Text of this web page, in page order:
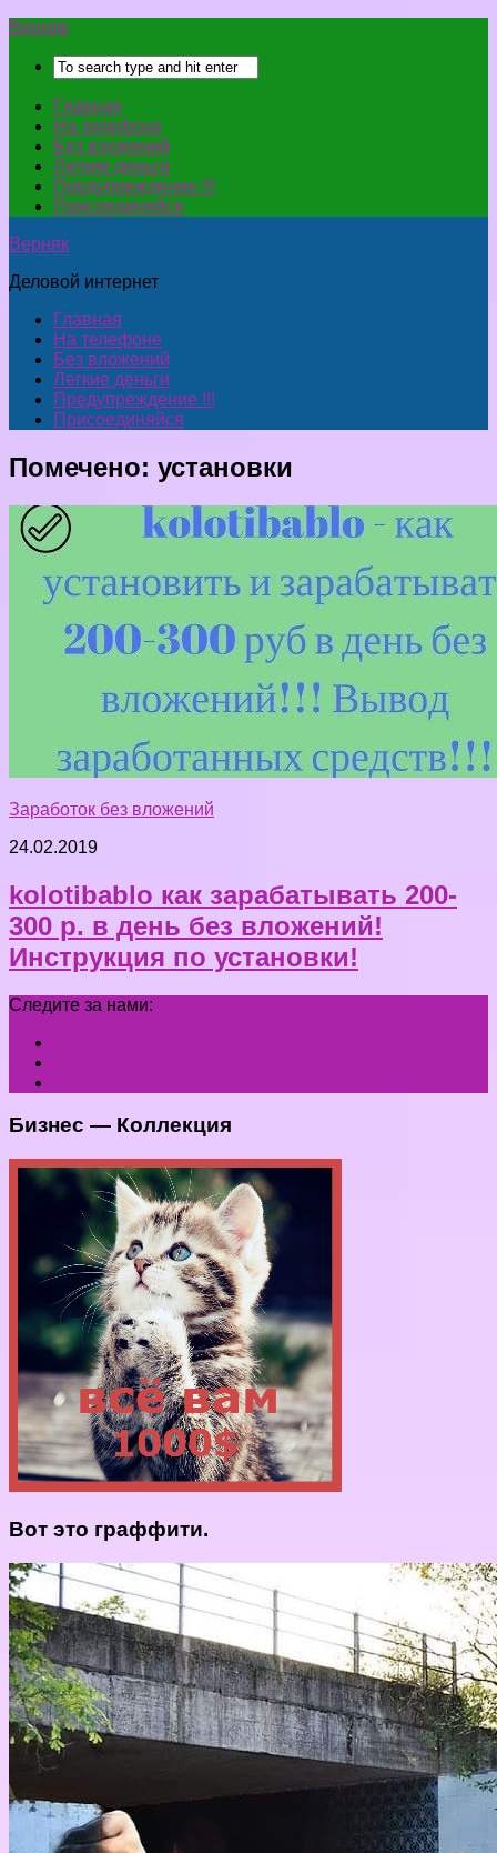
Верняк
Главная
На телефоне
Без вложений
Легкие деньги
Предупреждение !!!
Присоединяйся
Верняк
Деловой интернет
Главная
На телефоне
Без вложений
Легкие деньги
Предупреждение !!!
Присоединяйся
Помечено: установки
Заработок без вложений
24.02.2019
kolotibablo как зарабатывать 200-
300 р. в день без вложений!
Инструкция по установки!
Следите за нами:
Бизнес — Коллекция
Вот это граффити.